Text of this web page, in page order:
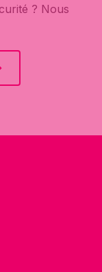
? Nous